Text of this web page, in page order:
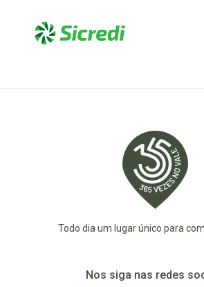
Todo dia um lugar único para
Nos siga nas redes